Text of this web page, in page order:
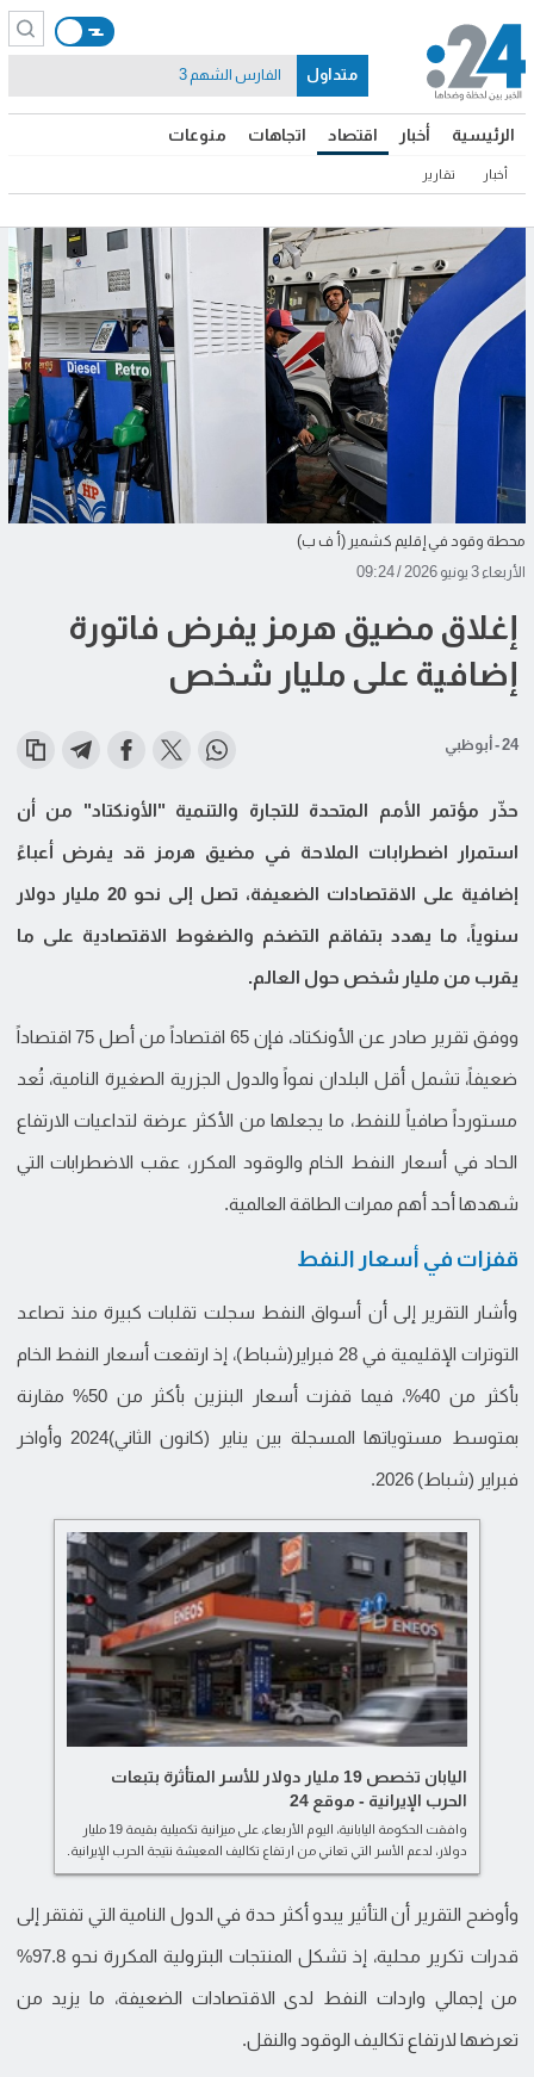
الرئيسية أخبار اقتصاد
أخبار تقارير
اتجاهات منوعات
متداول الفارس الشهم 3
محطة وقود في إقليم كشمير (أ ف ب)
الأربعاء 3 يونيو 2026 / 09:24
إغلاق مضيق هرمز يفرض فاتورة
إضافية على مليار شخص
24 - أبوظبي
حذّر مؤتمر الأمم المتحدة للتجارة والتنمية "الأونكتاد" من أن
استمرار اضطرابات الملاحة في مضيق هرمز قد يفرض أعباءً
إضافية على الاقتصادات الضعيفة، تصل إلى نحو 20 مليار دولار
سنوياً، ما يهدد بتفاقم التضخم والضغوط الاقتصادية على ما
يقرب من مليار شخص حول العالم.
ووفق تقرير صادر عن الأونكتاد، فإن 65 اقتصاداً من أصل 75 اقتصاداً
ضعيفاً، تشمل أقل البلدان نمواً والدول الجزرية الصغيرة النامية، تُعد
مستورداً صافياً للنفط، ما يجعلها من الأكثر عرضة لتداعيات الارتفاع
الحاد في أسعار النفط الخام والوقود المكرر، عقب الاضطرابات التي
شهدها أحد أهم ممرات الطاقة العالمية.
قفزات في أسعار النفط
وأشار التقرير إلى أن أسواق النفط سجلت تقلبات كبيرة منذ تصاعد
التوترات الإقليمية في 28 فبراير(شباط)، إذ ارتفعت أسعار النفط الخام
بأكثر من 40%، فيما قفزت أسعار البنزين بأكثر من 50% مقارنة
بمتوسط مستوياتها المسجلة بين يناير (كانون الثاني)2024 وأواخر
فبراير (شباط) 2026.
اليابان تخصص 19 مليار دولار للأسر المتأثرة بتبعات
الحرب الإيرانية - موقع 24
وافقت الحكومة اليابانية، اليوم الأربعاء، على ميزانية تكميلية بقيمة 19 مليار
دولار، لدعم الأسر التي تعاني من ارتفاع تكاليف المعيشة نتيجة الحرب الإيرانية.
وأوضح التقرير أن التأثير يبدو أكثر حدة في الدول النامية التي تفتقر إلى
قدرات تكرير محلية، إذ تشكل المنتجات البترولية المكررة نحو 97.8%
من إجمالي واردات النفط لدى الاقتصادات الضعيفة، ما يزيد من
تعرضها لارتفاع تكاليف الوقود والنقل.